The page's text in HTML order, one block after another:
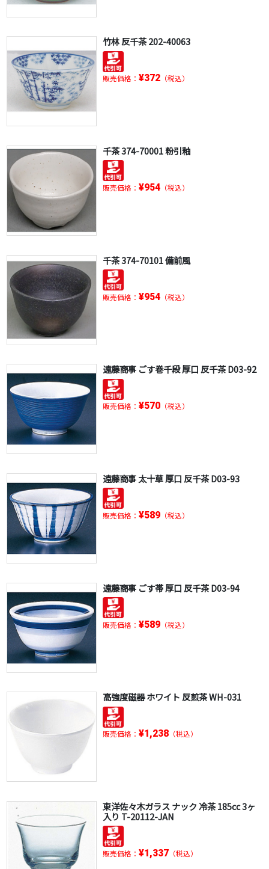
竹林 反千茶 202-40063
販売価格： ¥372（税込）
千茶 374-70001 粉引釉
販売価格： ¥954（税込）
千茶 374-70101 備前風
販売価格： ¥954（税込）
遠藤商事 ごす巻千段 厚口 反千茶 D03-92
販売価格： ¥570（税込）
遠藤商事 太十草 厚口 反千茶 D03-93
販売価格： ¥589（税込）
遠藤商事 ごす帯 厚口 反千茶 D03-94
販売価格： ¥589（税込）
高強度磁器 ホワイト 反煎茶 WH-031
販売価格： ¥1,238（税込）
東洋佐々木ガラス ナック 冷茶 185cc 3ヶ
入り T-20112-JAN
販売価格： ¥1,337（税込）